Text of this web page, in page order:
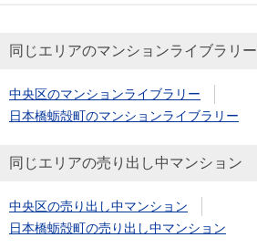
同じエリアのマンションライブラリー
中央区のマンションライブラリー
日本橋蛎殻町のマンションライブラリー
同じエリアの売り出し中マンション
中央区の売り出し中マンション
日本橋蛎殻町の売り出し中マンション